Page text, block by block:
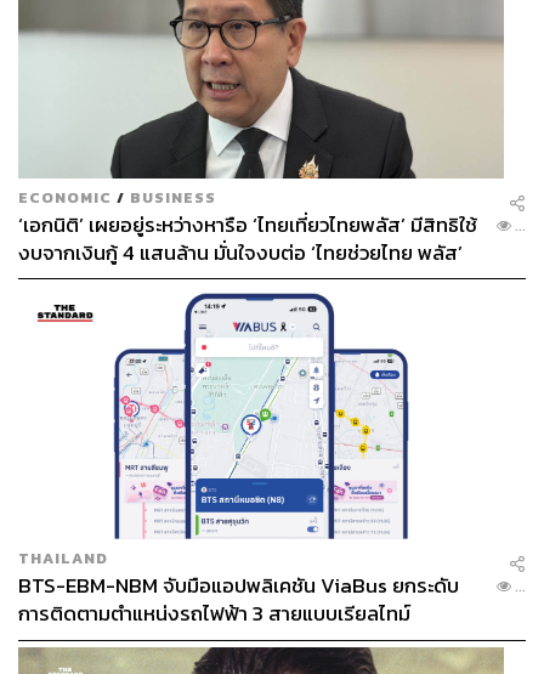
ECONOMIC / BUSINESS
‘เอกนิติ’ เผยอยู่ระหว่างหารือ ‘ไทยเที่ยวไทยพลัส’ มีสิทธิใช้
งบจากเงินกู้ 4 แสนล้าน มั่นใจงบต่อ ‘ไทยช่วยไทย พลัส’
เฟส 2 มีเพียงพอ
...
THAILAND
BTS-EBM-NBM จับมือแอปพลิเคชัน ViaBus ยกระดับ
การติดตามตำแหน่งรถไฟฟ้า 3 สายแบบเรียลไทม์
...